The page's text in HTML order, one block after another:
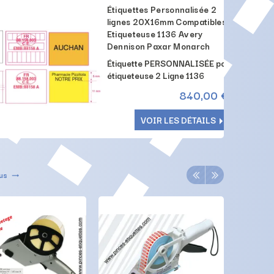
Étiquettes Personnalisée 2
lignes 20X16mm Compatibles
Etiqueteuse 1136 Avery
Dennison Paxar Monarch
Étiquette PERSONNALISÉE pour
étiqueteuse 2 Ligne 1136
IMPRIMÉE ( votre Texte )
Format : 20x16 mm
MINIMUM DE COMMANDE
POUR PERSONNALISATION 5
CARTONS SOIT 320 RLX
Conditionnement
TOTAL DE 560 000
ETIQUETTES PERSO
étiquettes soit : 5 CARTON
MINIMUM DE COMMANDE
pour PERSONNALISER
( tampon Encreurs inclus)
Adhésif : Permanent ou
840,00 €
VOIR LES DÉTAILS
trending_flat